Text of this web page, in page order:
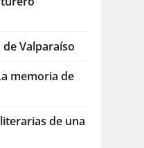
de Valparaíso
memoria de
de una